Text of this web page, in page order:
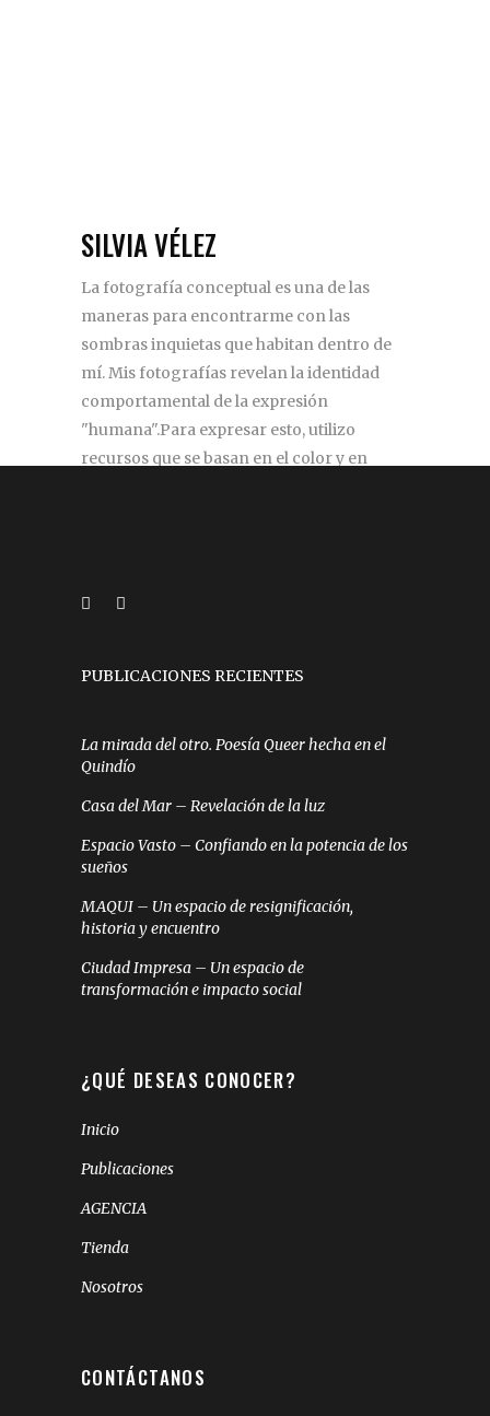
SILVIA VÉLEZ
La fotografía conceptual es una de las
maneras para encontrarme con las
sombras inquietas que habitan dentro de
mí. Mis fotografías revelan la identidad
comportamental de la expresión
"humana".Para expresar esto, utilizo
recursos que se basan en el color y en
PUBLICACIONES RECIENTES
La mirada del otro. Poesía Queer hecha en el
Quindío
Casa del Mar – Revelación de la luz
Espacio Vasto – Confiando en la potencia de los
sueños
MAQUI – Un espacio de resignificación,
historia y encuentro
Ciudad Impresa – Un espacio de
transformación e impacto social
¿QUÉ DESEAS CONOCER?
Inicio
Publicaciones
AGENCIA
Tienda
Nosotros
CONTÁCTANOS